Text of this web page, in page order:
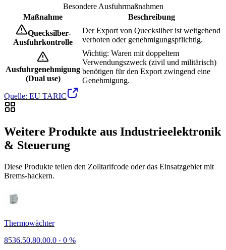
Besondere Ausfuhrmaßnahmen
Maßnahme
Beschreibung
Quecksilber-
Ausfuhrkontrolle
Der Export von Quecksilber ist weitgehend
verboten oder genehmigungspflichtig.
Ausfuhrgenehmigung
(Dual use)
Wichtig: Waren mit doppeltem
Verwendungszweck (zivil und militärisch)
benötigen für den Export zwingend eine
Genehmigung.
Quelle: EU TARIC
Weitere Produkte aus Industrieelektronik
& Steuerung
Diese Produkte teilen den Zolltarifcode oder das Einsatzgebiet mit
Brems-hackern.
Thermowächter
8536.50.80.00.0 · 0 %